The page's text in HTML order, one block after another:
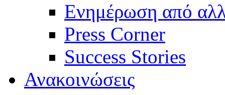
Ενημέρωση από
Press Corner
Success Stories
Ανακοινώσεις